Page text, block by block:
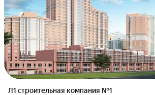
Л1 cтроительная компания №1